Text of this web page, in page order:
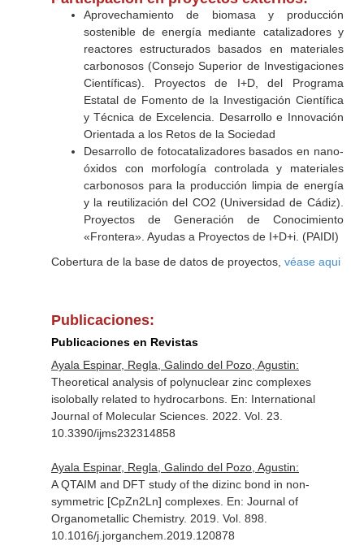
Aprovechamiento de biomasa y producción
sostenible de energía mediante catalizadores y
reactores estructurados basados en materiales
carbonosos (Consejo Superior de Investigaciones
Científicas). Proyectos de I+D, del Programa
Estatal de Fomento de la Investigación Científica
y Técnica de Excelencia. Desarrollo e Innovación
Orientada a los Retos de la Sociedad
Desarrollo de fotocatalizadores basados en nano-
óxidos con morfología controlada y materiales
carbonosos para la producción limpia de energía
y la reutilización del CO2 (Universidad de Cádiz).
Proyectos de Generación de Conocimiento
«Frontera». Ayudas a Proyectos de I+D+i. (PAIDI)
Cobertura de la base de datos de proyectos, véase aqui
Publicaciones:
Publicaciones en Revistas
Ayala Espinar, Regla, Galindo del Pozo, Agustin:
Theoretical analysis of polynuclear zinc complexes
isolobally related to hydrocarbons. En: International
Journal of Molecular Sciences. 2022. Vol. 23.
10.3390/ijms232314858
Ayala Espinar, Regla, Galindo del Pozo, Agustin:
A QTAIM and DFT study of the dizinc bond in non-
symmetric [CpZn2Ln] complexes. En: Journal of
Organometallic Chemistry. 2019. Vol. 898.
10.1016/j.jorganchem.2019.120878